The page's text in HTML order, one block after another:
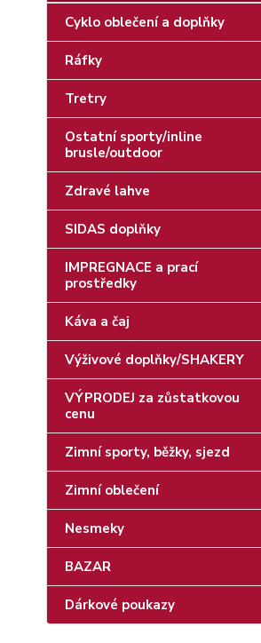
Cyklo oblečení a doplňky
Ráfky
Tretry
Ostatní sporty/inline
brusle/outdoor
Zdravé lahve
SIDAS doplňky
IMPREGNACE a prací
prostředky
Káva a čaj
Výživové doplňky/SHAKERY
VÝPRODEJ za zůstatkovou
cenu
Zimní sporty, běžky, sjezd
Zimní oblečení
Nesmeky
BAZAR
Dárkové poukazy